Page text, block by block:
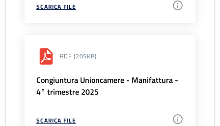
SCARICA FILE
PDF (205KB)
Congiuntura Unioncamere - Manifattura -
4° trimestre 2025
SCARICA FILE